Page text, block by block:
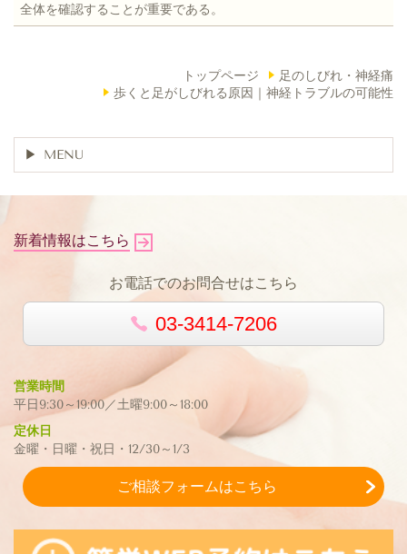
全体を確認することが重要である。
トップページ
足のしびれ・神経痛
歩くと足がしびれる原因｜神経トラブルの可能性
MENU
新着情報はこちら
お電話でのお問合せはこちら
03-3414-7206
営業時間
平日9:30～19:00／土曜9:00～18:00
定休日
金曜・日曜・祝日・12/30～1/3
ご相談フォームはこちら